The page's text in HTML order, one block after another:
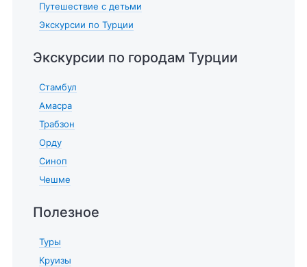
Путешествие с детьми
Экскурсии по Турции
Экскурсии по городам Турции
Стамбул
Амасра
Трабзон
Орду
Синоп
Чешме
Полезное
Туры
Круизы